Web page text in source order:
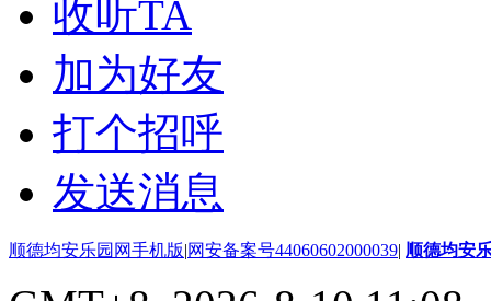
收听TA
加为好友
打个招呼
发送消息
顺德均安乐园网手机版|网安备案号44060602000039| 顺德均安